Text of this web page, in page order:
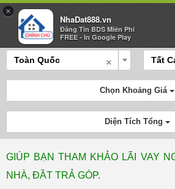
Mua Bán Cho Thuê Tính
×
Toàn Quốc Tất
Chọn Khoảng Giá
Diện Tích Tổng
GIÚP BẠN THAM KHẢO LÃI VAY
NHÀ, ĐẦT TRẢ GÓP.
×
NhaDat888.vn
Đăng Tin BDS Miên Phí
FREE - In Google Play